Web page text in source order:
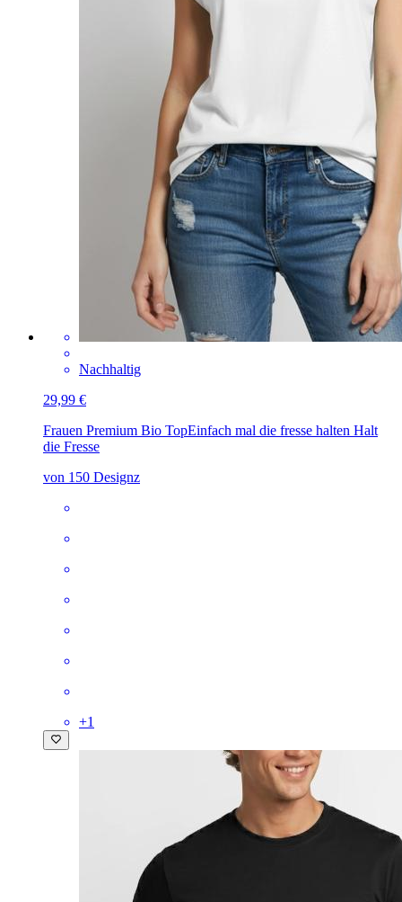
Nachhaltig
29,99 €
Frauen Premium Bio TopEinfach mal die fresse halten Halt
die Fresse
von 150 Designz
+1